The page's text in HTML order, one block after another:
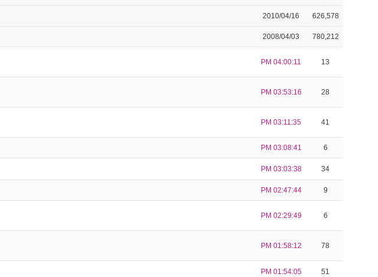
2010/04/16 626,578
2008/04/03 780,212
PM 04:00:11 13
PM 03:53:16 28
PM 03:11:35 41
PM 03:08:41 6
PM 03:03:38 34
PM 02:47:44 9
PM 02:29:49 6
PM 01:58:12 78
PM 01:54:05 51